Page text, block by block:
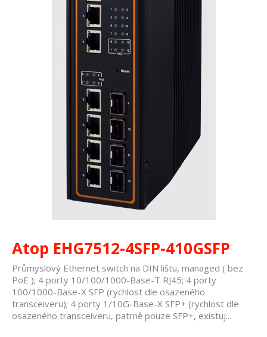
Atop EHG7512-4SFP-410GSFP
Průmyslový Ethernet switch na DIN lištu, managed ( bez
PoE ); 4 porty 10/100/1000-Base-T RJ45; 4 porty
100/1000-Base-X SFP (rychlost dle osazeného
transceiveru); 4 porty 1/10G-Base-X SFP+ (rychlost dle
osazeného transceiveru, patrně pouze SFP+, existuj...